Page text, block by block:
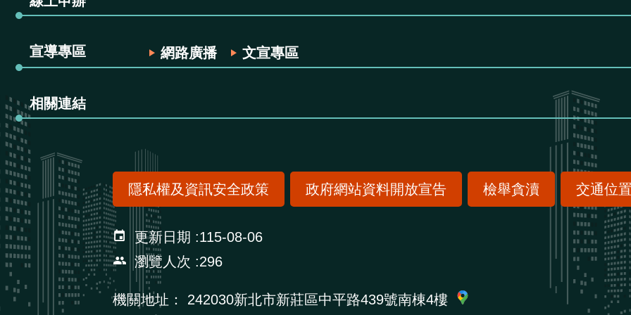
宣導專區 網路廣播 文宣專區
相關連結
隱私權及資訊安全政策 政府網站資料開放宣告 檢舉貪瀆 交通位
更新日期
115-08-06
瀏覽人次
296
機關地址： 242030新北市新莊區中平路439號南棟4樓